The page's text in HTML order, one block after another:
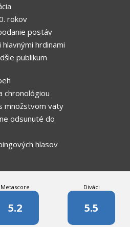
rokov
postáv
hrdinami
publikum
chronológiou
množstvom vaty
odsunuté do
hlasov
Metascore
5.2
Diváci
5.5